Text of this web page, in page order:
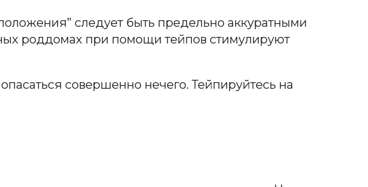
следует быть предельно аккуратными
роддомах при помощи тейпов стимулируют
совершенно нечего. Тейпируйтесь на